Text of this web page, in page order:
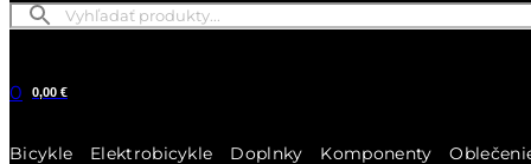
0 0,00 €
Bicykle Elektrobicykle Doplnky Komponenty